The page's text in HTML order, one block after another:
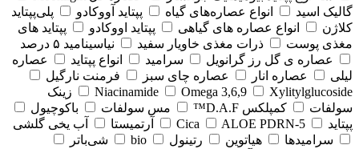
گالیک اسید
انواع عصاره‌های گیاه پپتاید آووکادو
پلی‌پپتاید
کلاژن
انواع عصاره های گیاهی پپتاید اووکادو
پپتاید های
مغذی پوست
ذرات مغذی خاویار سفید
نیاسینامید ۵ درصد
عصاره ی گل رز گرانویل
سرامید انواع پپتاید
عصاره
لیلی
عصاره انار عصاره چای سبز
فرمنت نارگیل
Niacinamide
Omega 3,6,9 Xylitylglucoside
زینک
سولفات
کمپلکس D.A.F™ مس سولفات
باکوچیول
پپتاید
5-Cica
ALOE PDRN آرتمیستا
آب یخی گلشی
سرامیدها
هیاتوین رتینول bio
شی‌باتر